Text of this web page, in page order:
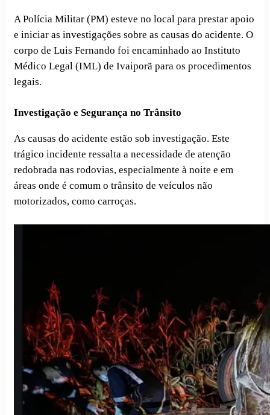
A Polícia Militar (PM) esteve no local para prestar apoio
e iniciar as investigações sobre as causas do acidente. O
corpo de Luis Fernando foi encaminhado ao Instituto
Médico Legal (IML) de Ivaiporã para os procedimentos
legais.
Investigação e Segurança no Trânsito
As causas do acidente estão sob investigação. Este
trágico incidente ressalta a necessidade de atenção
redobrada nas rodovias, especialmente à noite e em
áreas onde é comum o trânsito de veículos não
motorizados, como carroças.